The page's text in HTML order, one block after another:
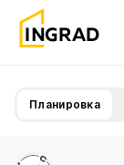
Планировка